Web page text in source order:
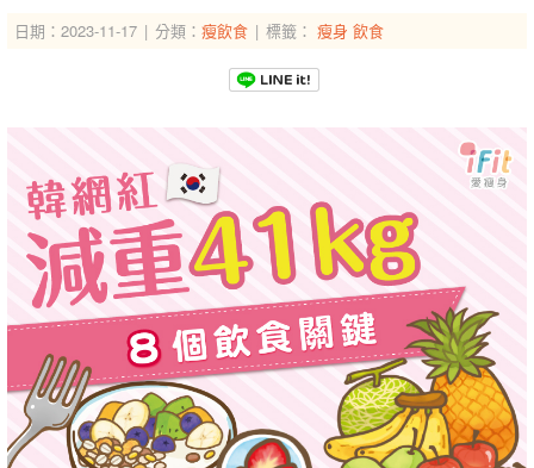
日期：2023-11-17 分類： 瘦飲食 標籤： 瘦身 飲食